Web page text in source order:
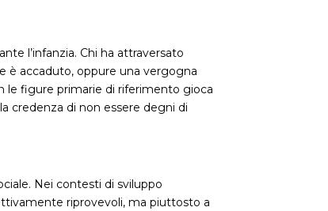
l’infanzia. Chi ha attraversato
è accaduto, oppure una vergogna
le figure primarie di riferimento gioca
credenza di non essere degni di
Nei contesti di sviluppo
riprovevoli, ma piuttosto a